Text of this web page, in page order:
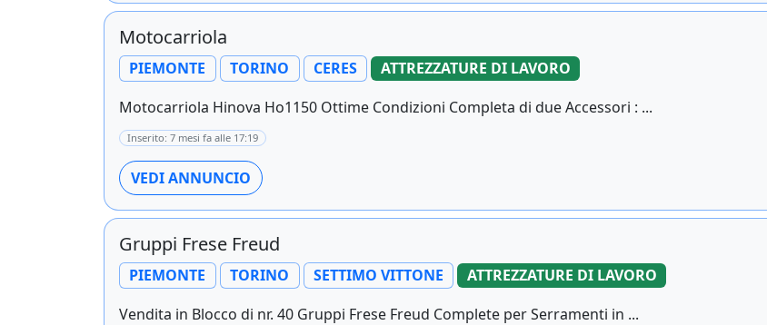
Motocarriola
PIEMONTE TORINO CERES
ATTREZZATURE DI LAVORO
Motocarriola Hinova Ho1150 Ottime Condizioni Completa di due Accessori : ...
Inserito: 7 mesi fa alle 17:19
VEDI ANNUNCIO
Gruppi Frese Freud
PIEMONTE TORINO SETTIMO VITTONE
ATTREZZATURE DI LAVORO
Vendita in Blocco di nr. 40 Gruppi Frese Freud Complete per Serramenti in ...